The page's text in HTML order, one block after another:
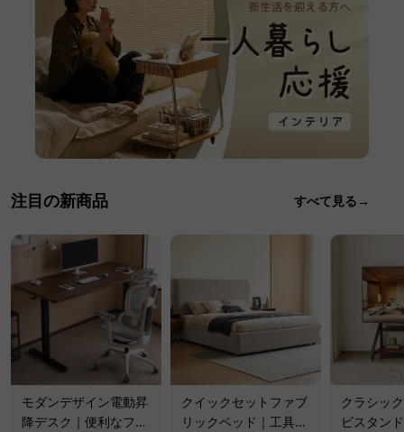
注目の新商品 すべて見る→
モダンデザイン電動昇
降デスク｜便利なフッ
クイックセットファブ
リックベッド｜工具不
クラシッ
ビスタン